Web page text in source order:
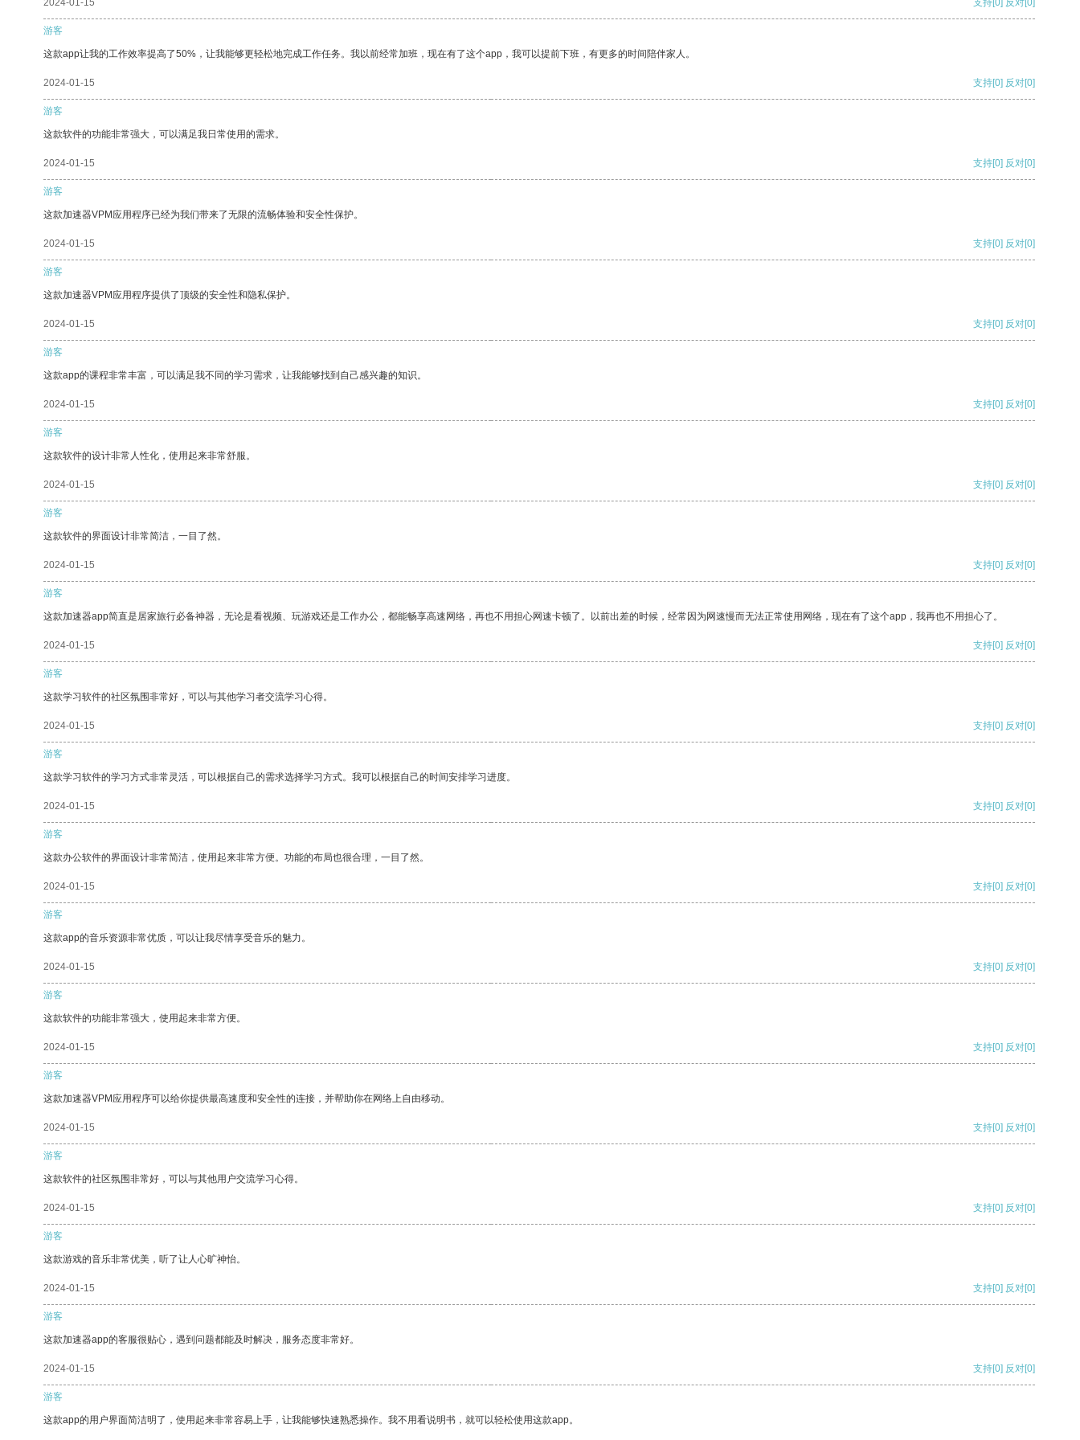
2024-01-15 支持 [0] 反对 [0]
游客
这款app让我的工作效率提高了50%，让我能够更轻松地完成工作任务。我以前经常加班，现在有了这个app，我可以提前下班，有更多的时间陪伴家人。
2024-01-15 支持[0] 反对[0]
游客
这款软件的功能非常强大，可以满足我日常使用的需求。
2024-01-15 支持[0] 反对[0]
游客
这款加速器VPM应用程序已经为我们带来了无限的流畅体验和安全性保护。
2024-01-15 支持[0] 反对[0]
游客
这款加速器VPM应用程序提供了顶级的安全性和隐私保护。
2024-01-15 支持[0] 反对[0]
游客
这款app的课程非常丰富，可以满足我不同的学习需求，让我能够找到自己感兴趣的知识。
2024-01-15 支持[0] 反对[0]
游客
这款软件的设计非常人性化，使用起来非常舒服。
2024-01-15 支持[0] 反对[0]
游客
这款软件的界面设计非常简洁，一目了然。
2024-01-15 支持[0] 反对[0]
游客
这款加速器app简直是居家旅行必备神器，无论是看视频、玩游戏还是工作办公，都能畅享高速网络，再也不用担心网速卡顿了。以前出差的时候，经常因为网速慢而无法正常使用网络，现在有了这个app，我再也不用担心了。
2024-01-15 支持[0] 反对[0]
游客
这款学习软件的社区氛围非常好，可以与其他学习者交流学习心得。
2024-01-15 支持[0] 反对[0]
游客
这款学习软件的学习方式非常灵活，可以根据自己的需求选择学习方式。我可以根据自己的时间安排学习进度。
2024-01-15 支持[0] 反对[0]
游客
这款办公软件的界面设计非常简洁，使用起来非常方便。功能的布局也很合理，一目了然。
2024-01-15 支持[0] 反对[0]
游客
这款app的音乐资源非常优质，可以让我尽情享受音乐的魅力。
2024-01-15 支持[0] 反对[0]
游客
这款软件的功能非常强大，使用起来非常方便。
2024-01-15 支持[0] 反对[0]
游客
这款加速器VPM应用程序可以给你提供最高速度和安全性的连接，并帮助你在网络上自由移动。
2024-01-15 支持[0] 反对[0]
游客
这款软件的社区氛围非常好，可以与其他用户交流学习心得。
2024-01-15 支持[0] 反对[0]
游客
这款游戏的音乐非常优美，听了让人心旷神怡。
2024-01-15 支持[0] 反对[0]
游客
这款加速器app的客服很贴心，遇到问题都能及时解决，服务态度非常好。
2024-01-15 支持[0] 反对[0]
游客
这款app的用户界面简洁明了，使用起来非常容易上手，让我能够快速熟悉操作。我不用看说明书，就可以轻松使用这款app。